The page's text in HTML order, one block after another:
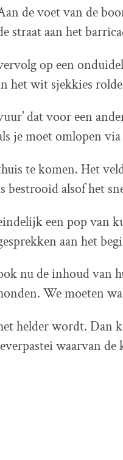
de voet van de
straat aan het
op een
het wit sjekkies
dat voor een
je moet omlopen
te komen. Het
bestrooid alsof het
een pop van
aan het
nu de inhoud van
We moeten
helder wordt. Dan
waarvan